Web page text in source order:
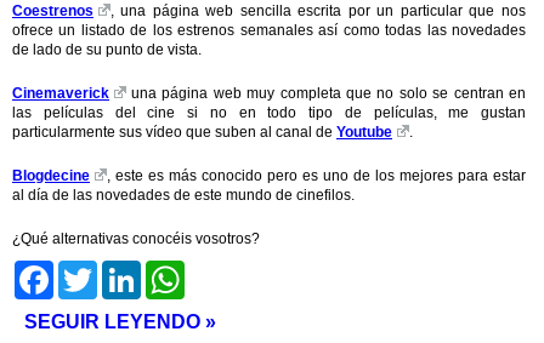
Coestrenos
, una página web sencilla escrita por un particular que nos
ofrece un listado de los estrenos semanales así como todas las novedades
de lado de su punto de vista.
Cinemaverick
una página web muy completa que no solo se centran en
las películas del cine si no en todo tipo de películas, me gustan
particularmente sus vídeo que suben al canal de Youtube .
Blogdecine
, este es más conocido pero es uno de los mejores para estar
al día de las novedades de este mundo de cinefilos.
¿Qué alternativas conocéis vosotros?
FacebookTwitter LinkedIn
SEGUIR LEYENDO »